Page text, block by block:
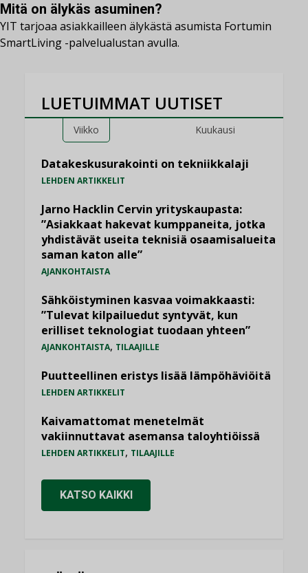
Mitä on älykäs asuminen?
YIT tarjoaa asiakkailleen älykästä asumista Fortumin
SmartLiving -palvelualustan avulla.
LUETUIMMAT UUTISET
Viikko Kuukausi
Datakeskusurakointi on tekniikkalaji
LEHDEN ARTIKKELIT
Jarno Hacklin Cervin yrityskaupasta:
”Asiakkaat hakevat kumppaneita, jotka
yhdistävät useita teknisiä osaamisalueita
saman katon alle”
AJANKOHTAISTA
Sähköistyminen kasvaa voimakkaasti:
”Tulevat kilpailuedut syntyvät, kun
erilliset teknologiat tuodaan yhteen”
AJANKOHTAISTA, TILAAJILLE
Puutteellinen eristys lisää lämpöhäviöitä
LEHDEN ARTIKKELIT
Kaivamattomat menetelmät
vakiinnuttavat asemansa taloyhtiöissä
LEHDEN ARTIKKELIT, TILAAJILLE
KATSO KAIKKI